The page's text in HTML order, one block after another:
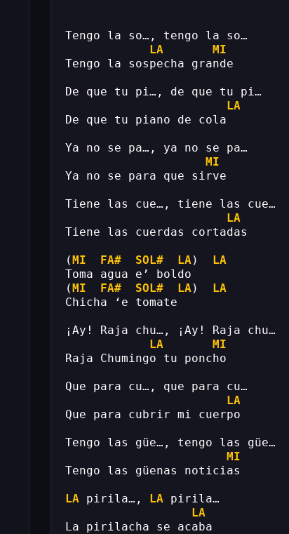
Tengo la so…, tengo la so…
LA
MI
Tengo la sospecha grande
De que tu pi…, de que tu pi…
LA
De que tu piano de cola
Ya no se pa…, ya no se pa…
MI
Ya no se para que sirve
Tiene las cue…, tiene las cue…
LA
Tiene las cuerdas cortadas
(MI FA# SOL# LA) LA
Toma agua e’ boldo
(MI FA# SOL# LA) LA
Chicha ‘e tomate
¡Ay! Raja chu…, ¡Ay! Raja chu…
LA
MI
Raja Chumingo tu poncho
Que para cu…, que para cu…
LA
Que para cubrir mi cuerpo
Tengo las güe…, tengo las güe…
MI
Tengo las güenas noticias
LA pirila…, LA pirila…
LA
La pirilacha se acaba